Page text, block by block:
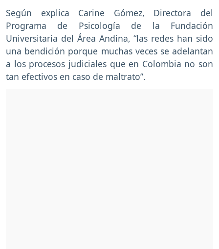
Según explica Carine Gómez, Directora del
Programa de Psicología de la Fundación
Universitaria del Área Andina, “las redes han sido
una bendición porque muchas veces se adelantan
a los procesos judiciales que en Colombia no son
tan efectivos en caso de maltrato”.